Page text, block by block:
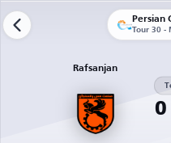
Tour 30 -
Rafsanjan
0